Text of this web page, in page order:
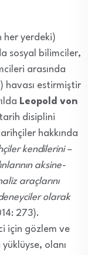
her yerdeki)
sosyal bilimciler,
arasında
) havası estirmiştir
Leopold von
tarih disiplini
hakkında
kendilerini –
aksine-
araçlarını
olarak
273).
için gözlem ve
olanı